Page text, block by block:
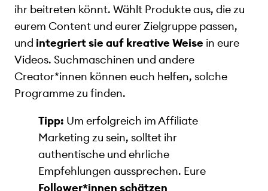
ihr beitreten könnt. Wählt Produkte aus, die zu
eurem Content und eurer Zielgruppe passen,
und integriert sie auf kreative Weise in eure
Videos. Suchmaschinen und andere
Creator*innen können euch helfen, solche
Programme zu finden.
Tipp: Um erfolgreich im Affiliate
Marketing zu sein, solltet ihr
authentische und ehrliche
Empfehlungen aussprechen. Eure
Follower*innen schätzen